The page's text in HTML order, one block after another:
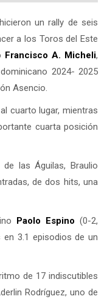
un rally de seis
a los Toros del Este
Francisco A. Micheli,
2024- 2025
Asencio.
cuarto lugar, mientras
cuarta posición
las Águilas, Braulio
de dos hits, una
Paolo Espino (0-2,
3.1 episodios de un
de 17 indiscutibles
Rodríguez, uno de